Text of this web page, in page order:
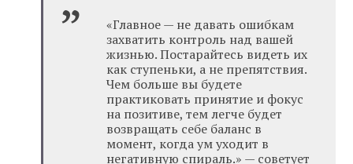
«Главное — не давать ошибкам
захватить контроль над вашей
жизнью. Постарайтесь видеть их
как ступеньки, а не препятствия.
Чем больше вы будете
практиковать принятие и фокус
на позитиве, тем легче будет
возвращать себе баланс в
момент, когда ум уходит в
негативную спираль.» — советует